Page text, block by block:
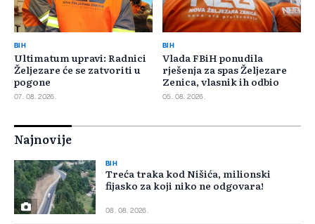
BIH
Ultimatum upravi: Radnici
Željezare će se zatvoriti u
pogone
07. 08. 2026.
BIH
Vlada FBiH ponudila
rješenja za spas Željezare
Zenica, vlasnik ih odbio
05. 08. 2026.
Najnovije
BIH
Treća traka kod Nišića, milionski
fijasko za koji niko ne odgovara!
08. 08. 2026.